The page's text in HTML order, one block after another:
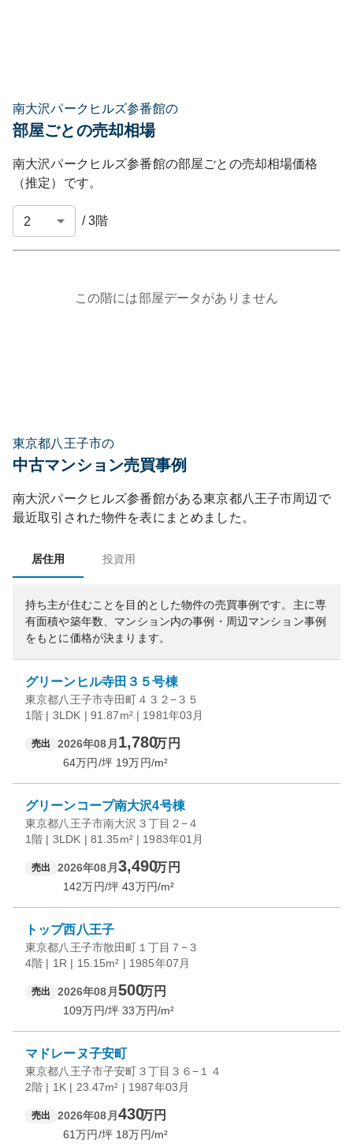
南大沢パークヒルズ参番館の
部屋ごとの売却相場
南大沢パークヒルズ参番館の部屋ごとの売却相場価格
（推定）です。
/3階
この階には部屋データがありません
東京都八王子市の
中古マンション売買事例
南大沢パークヒルズ参番館がある東京都八王子市周辺で
最近取引された物件を表にまとめました。
居住用 投資用
持ち主が住むことを目的とした物件の売買事例です。 主に専
有面積や築年数、マンション内の事例・周辺マンション事例
をもとに価格が決まります。
グリーンヒル寺田３５号棟
東京都八王子市寺田町４３２−３５
1階 | 3LDK | 91.87m² | 1981年03月
売出 2026年08月 1,780万円
64万円/坪 19万円/m²
グリーンコープ南大沢4号棟
東京都八王子市南大沢３丁目２−４
1階 | 3LDK | 81.35m² | 1983年01月
売出 2026年08月 3,490万円
142万円/坪 43万円/m²
トップ西八王子
東京都八王子市散田町１丁目７−３
4階 | 1R | 15.15m² | 1985年07月
売出 2026年08月 500万円
109万円/坪 33万円/m²
マドレーヌ子安町
東京都八王子市子安町３丁目３６−１４
2階 | 1K | 23.47m² | 1987年03月
売出 2026年08月 430万円
61万円/坪 18万円/m²